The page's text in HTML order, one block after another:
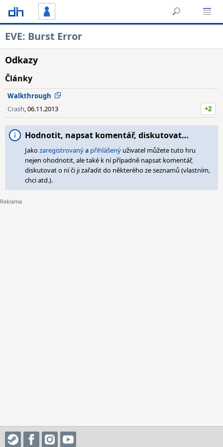
EVE: Burst Error
Odkazy
Články
Walkthrough
Crash, 06.11.2013 +2
Hodnotit, napsat komentář, diskutovat…
Jakozaregistrovanýa přihlášený uživatel můžete tuto hru
nejen ohodnotit, ale také k ní případně napsat komentář,
diskutovat o ní či ji zařadit do některého ze seznamů (vlastním,
chci atd.).